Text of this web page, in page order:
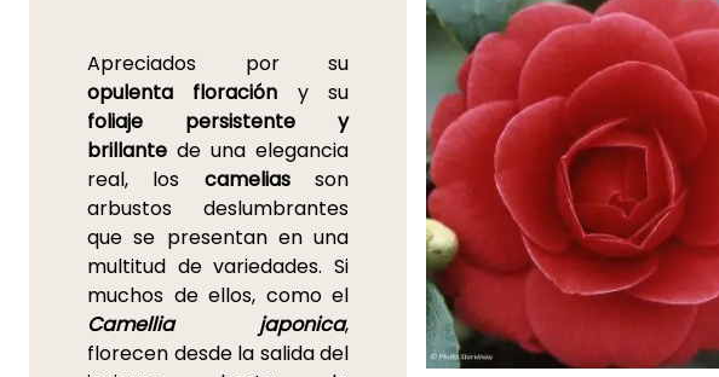
Apreciados por su
opulenta floración y su
foliaje persistente y
brillante de una elegancia
real, los cameliasson
arbustos deslumbrantes
que se presentan en una
multitud de variedades. Si
muchos de ellos, como el
Camellia japonica,
florecen desde la salida del